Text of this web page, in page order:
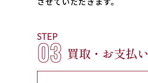
STEP
03 買取・お支払い